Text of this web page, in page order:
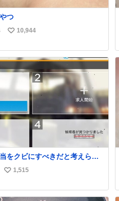
つ
い
ね
数
10,944
をクビにすべきだと考えられ
い
ね
1,515